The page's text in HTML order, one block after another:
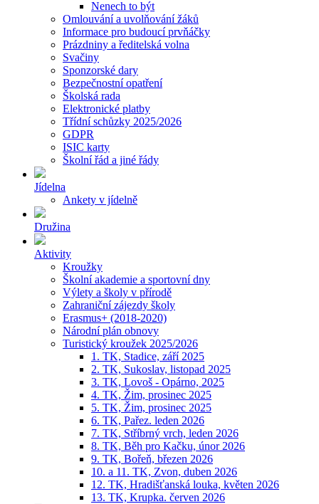
Nenech to být
Omlouvání a uvolňování žáků
Informace pro budoucí prvňáčky
Prázdniny a ředitelská volna
Svačiny
Sponzorské dary
Bezpečnostní opatření
Školská rada
Elektronické platby
Třídní schůzky 2025/2026
GDPR
ISIC karty
Školní řád a jiné řády
Jídelna
Ankety v jídelně
Družina
Aktivity
Kroužky
Školní akademie a sportovní dny
Výlety a školy v přírodě
Zahraniční zájezdy školy
Erasmus+ (2018-2020)
Národní plán obnovy
Turistický kroužek 2025/2026
1. TK, Stadice, září 2025
2. TK, Sukoslav, listopad 2025
3. TK, Lovoš - Opárno, 2025
4. TK, Žim, prosinec 2025
5. TK, Žim, prosinec 2025
6. TK, Pařez. leden 2026
7. TK, Stříbrný vrch, leden 2026
8. TK, Běh pro Kačku, únor 2026
9. TK, Bořeň, březen 2026
10. a 11. TK, Zvon, duben 2026
12. TK, Hradišťanská louka, květen 2026
13. TK, Krupka. červen 2026